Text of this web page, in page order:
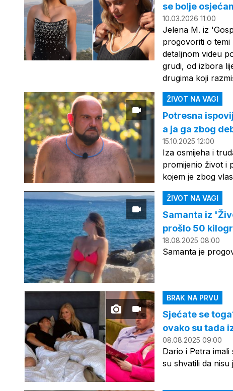
se bolje
10.03.2026 11:00
Jelena M. iz
progovoriti o temi
detaljnom videu
grudi, od izbora
drugima koji
ŽIVOT NA VAGI
Potresna
a ja ga zbog
15.10.2025 12:00
Iza osmijeha i
promijenio život i
kojem je zbog
ŽIVOT NA VAGI
Samanta iz
prošlo 50
18.08.2025 08:00
Samanta je
BRAK NA PRVU
Sjećate se
ovako su tada
08.08.2025 09:00
Dario i Petra
su shvatili da nisu